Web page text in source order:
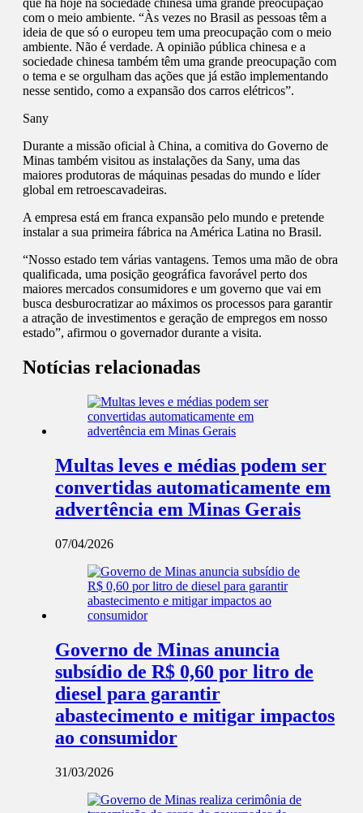
que há hoje na sociedade chinesa uma grande preocupação
com o meio ambiente. “Às vezes no Brasil as pessoas têm a
ideia de que só o europeu tem uma preocupação com o meio
ambiente. Não é verdade. A opinião pública chinesa e a
sociedade chinesa também têm uma grande preocupação com
o tema e se orgulham das ações que já estão implementando
nesse sentido, como a expansão dos carros elétricos”.
Sany
Durante a missão oficial à China, a comitiva do Governo de
Minas também visitou as instalações da Sany, uma das
maiores produtoras de máquinas pesadas do mundo e líder
global em retroescavadeiras.
A empresa está em franca expansão pelo mundo e pretende
instalar a sua primeira fábrica na América Latina no Brasil.
“Nosso estado tem várias vantagens. Temos uma mão de obra
qualificada, uma posição geográfica favorável perto dos
maiores mercados consumidores e um governo que vai em
busca desburocratizar ao máximos os processos para garantir
a atração de investimentos e geração de empregos em nosso
estado”, afirmou o governador durante a visita.
Notícias relacionadas
Multas leves e médias podem ser
convertidas automaticamente em
advertência em Minas Gerais
07/04/2026
Governo de Minas anuncia
subsídio de R$ 0,60 por litro de
diesel para garantir
abastecimento e mitigar impactos
ao consumidor
31/03/2026